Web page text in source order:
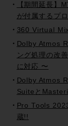
【期間延長】
が付属するプ
360 Virtual
Dolby Atmos
ング処理の改
に対応 〜
Dolby Atmos
Suiteと
Pro Tools
蔵!!